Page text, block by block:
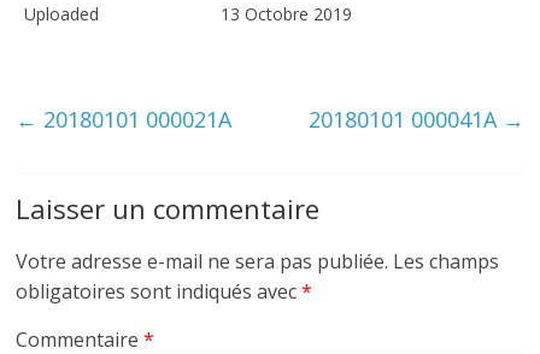
Uploaded 13 Octobre 2019
← 20180101 000021A 20180101 000041A →
Laisser un commentaire
Votre adresse e-mail ne sera pas publiée. Les champs
obligatoires sont indiqués avec*
Commentaire*